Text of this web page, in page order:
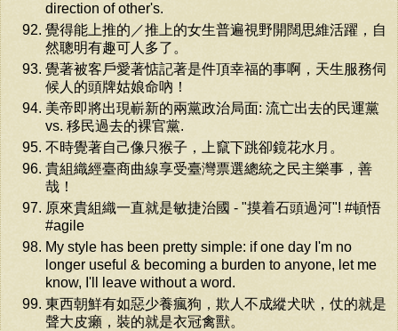
direction of other's.
覺得能上推的／推上的女生普遍視野開闊思維活躍，自
然聰明有趣可人多了。
覺著被客戶愛著惦記著是件頂幸福的事啊，天生服務伺
候人的頭牌姑娘命吶！
美帝即將出現嶄新的兩黨政治局面: 流亡出去的民運黨
vs. 移民過去的裸官黨.
不時覺著自己像只猴子，上竄下跳卻鏡花水月。
貴組織經臺商曲線享受臺灣票選總統之民主樂事，善
哉！
原來貴組織一直就是敏捷治國 - "摸着石頭過河"! #頓悟
#agile
My style has been pretty simple: if one day I'm no
longer useful & becoming a burden to anyone, let me
know, I'll leave without a word.
東西朝鮮有如惡少養瘋狗，欺人不成縱犬吠，仗的就是
聲大皮癩，裝的就是衣冠禽獸。